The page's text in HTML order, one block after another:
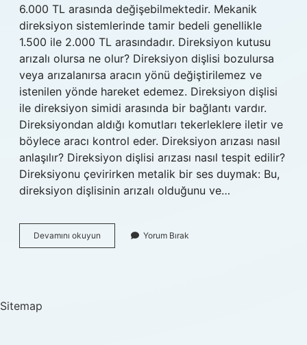
6.000 TL arasında değişebilmektedir. Mekanik
direksiyon sistemlerinde tamir bedeli genellikle
1.500 ile 2.000 TL arasındadır. Direksiyon kutusu
arızalı olursa ne olur? Direksiyon dişlisi bozulursa
veya arızalanırsa aracın yönü değiştirilemez ve
istenilen yönde hareket edemez. Direksiyon dişlisi
ile direksiyon simidi arasında bir bağlantı vardır.
Direksiyondan aldığı komutları tekerleklere iletir ve
böylece aracı kontrol eder. Direksiyon arızası nasıl
anlaşılır? Direksiyon dişlisi arızası nasıl tespit edilir?
Direksiyonu çevirirken metalik bir ses duymak: Bu,
direksiyon dişlisinin arızalı olduğunu ve…
Devamını okuyun Direksiyon
Arızasına
Yorum Bırak
Sitemap